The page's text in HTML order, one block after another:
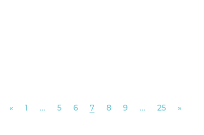
«Previous
1 ... 5 6 7 8 9 ... 25 »Next